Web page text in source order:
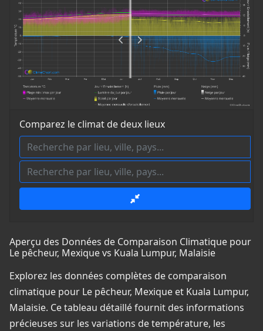
Comparez le climat de deux lieux
Aperçu des Données de Comparaison Climatique pour
Le pêcheur, Mexique vs Kuala Lumpur, Malaisie
Explorez les données complètes de comparaison
climatique pour Le pêcheur, Mexique et Kuala Lumpur,
Malaisie. Ce tableau détaillé fournit des informations
précieuses sur les variations de température, les